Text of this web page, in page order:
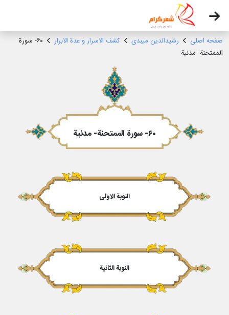
صفحه اصلی رشیدالدین میبدی کشف الاسرار و عدة الابرار
۶۰- سورة
الممتحنة- مدنیة
۶۰- سورة الممتحنة- مدنیة
النوبة الاولى
النوبة الثانیة